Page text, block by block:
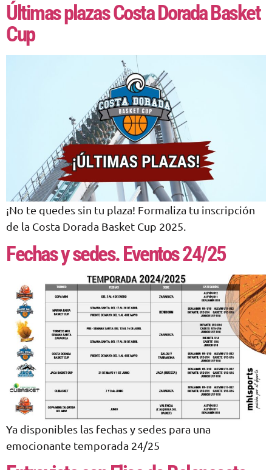
Últimas plazas Costa Dorada Basket
Cup
¡No te quedes sin tu plaza! Formaliza tu inscripción
de la Costa Dorada Basket Cup 2025.
Fechas y sedes. Eventos 24/25
Ya disponibles las fechas y sedes para una
emocionante temporada 24/25